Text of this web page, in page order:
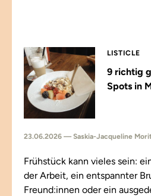
LISTICLE
9 richtig
Spots in
23.06.2026 — Saskia-Jacqueline
Frühstück kann vieles sein:
der Arbeit, ein entspannter
Freund:innen oder ein